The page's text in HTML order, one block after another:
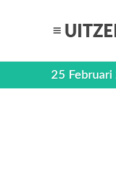
25 Februari